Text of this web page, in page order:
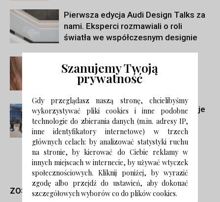
Pierwsza edycja Audi Design Talks za
nami. Eksperci rozmawiali o roli
światła we współczesnym designie
10 lat Muzeum Katyńskiego na
Cytadeli Warszawskiej
Salone Del Mobile 2025. Co się dzieje
w mieście?
ZOSTAW ODPOWIEDŹ
Szanujemy Twoją
prywatność
Gdy przeglądasz naszą stronę, chcielibyśmy
wykorzystywać pliki cookies i inne podobne
technologie do zbierania danych (m.in. adresy IP,
inne identyfikatory internetowe) w trzech
głównych celach: by analizować statystyki ruchu
na stronie, by kierować do Ciebie reklamy w
innych miejscach w internecie, by używać wtyczek
społecznościowych. Kliknij poniżej, by wyrazić
zgodę albo przejdź do ustawień, aby dokonać
szczegółowych wyborów co do plików cookies.